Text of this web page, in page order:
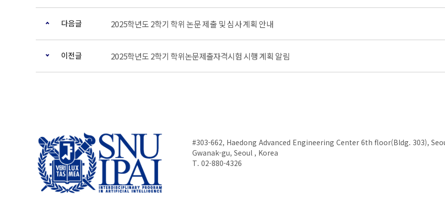
다음글 2025학년도 2학기 학위 논문 제출 및 심사 계획 안내
이전글 2025학년도 2학기 학위논문제출자격시험 시행 계획 알림
#303-662, Haedong Advanced Engineering Center 6th floor(Bldg. 303),
Gwanak-gu, Seoul , Korea
T. 02-880-4326